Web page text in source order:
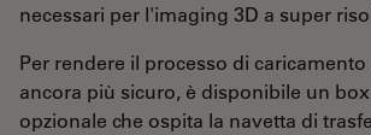
necessari per l'imaging 3D a super
Per rendere il processo di
ancora più sicuro, è disponibile un
opzionale che ospita la navetta di